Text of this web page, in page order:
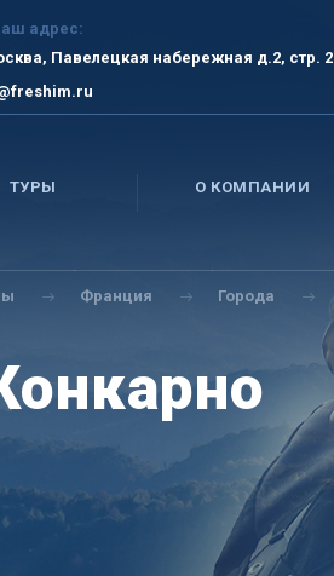
адрес:
Павелецкая набережная д.2, стр. 2
ТУРЫ О КОМПАНИИ
Франция Города